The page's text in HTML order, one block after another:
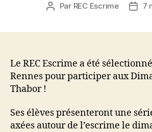
Auteur
Par REC Escrime
Date
7
Le REC Escrime a été
Rennes pour participer aux
Thabor !
Ses élèves présenteront une
axées autour de l’escrime le